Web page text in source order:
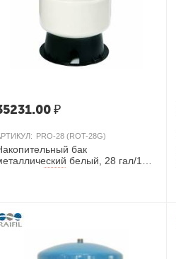
₽
PRO-28 (ROT-28G)
бак
белый, 28 гал/105